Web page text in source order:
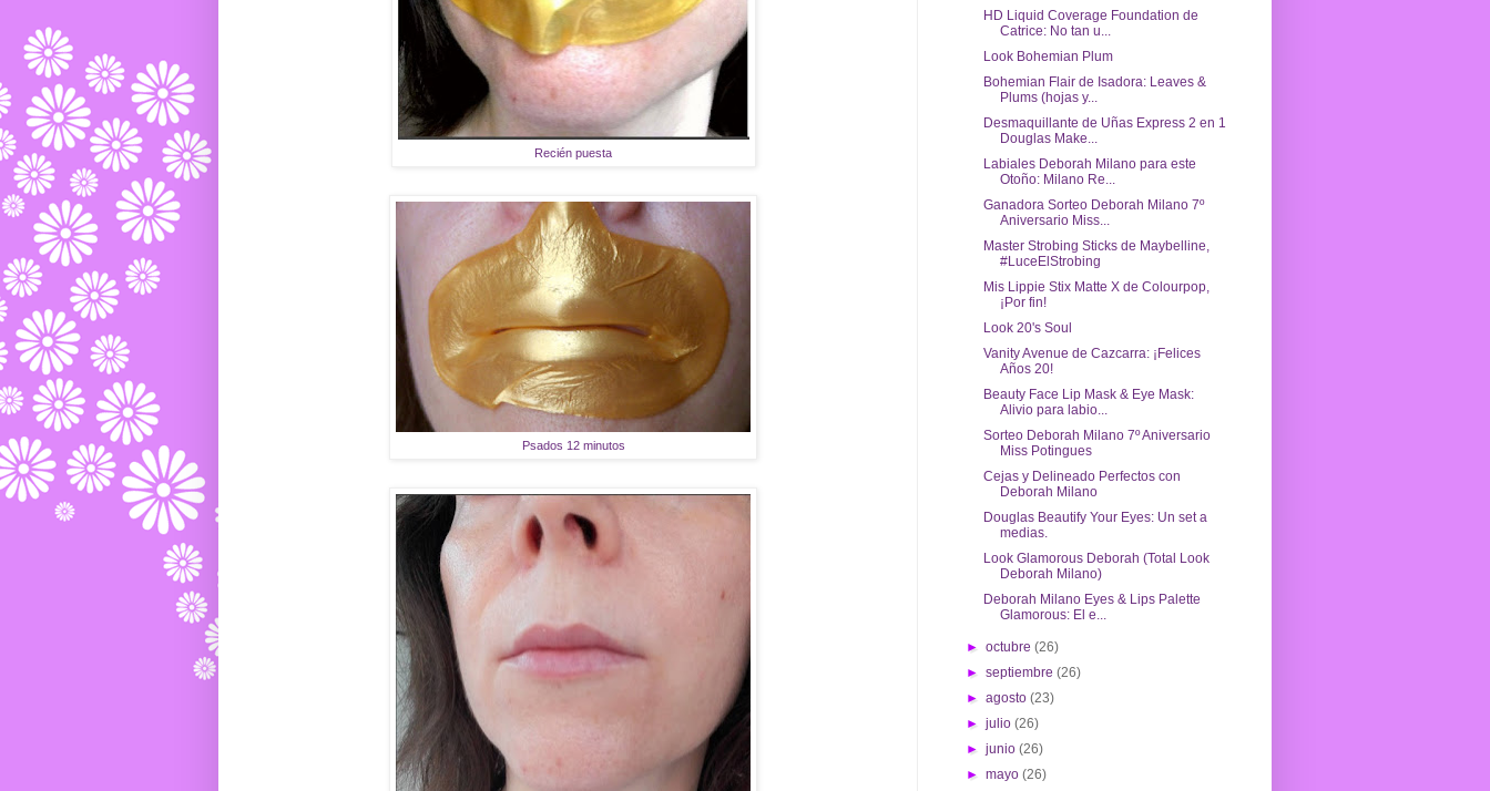
Recién puesta
Psados 12 minutos
HD Liquid Coverage Foundation de
Catrice: No tan u...
Look Bohemian Plum
Bohemian Flair de Isadora: Leaves &
Plums (hojas y...
Desmaquillante de Uñas Express 2 en 1
Douglas Make...
Labiales Deborah Milano para este
Otoño: Milano Re...
Ganadora Sorteo Deborah Milano 7º
Aniversario Miss...
Master Strobing Sticks de Maybelline,
#LuceElStrobing
Mis Lippie Stix Matte X de Colourpop,
¡Por fin!
Look 20's Soul
Vanity Avenue de Cazcarra: ¡Felices
Años 20!
Beauty Face Lip Mask & Eye Mask:
Alivio para labio...
Sorteo Deborah Milano 7º Aniversario
Miss Potingues
Cejas y Delineado Perfectos con
Deborah Milano
Douglas Beautify Your Eyes: Un set a
medias.
Look Glamorous Deborah (Total Look
Deborah Milano)
Deborah Milano Eyes & Lips Palette
Glamorous: El e...
►octubre(26)
►septiembre(26)
►agosto(23)
►julio(26)
►junio(26)
►mayo(26)